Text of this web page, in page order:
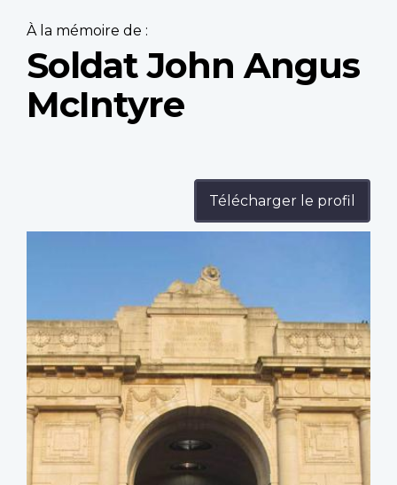
À la mémoire de :
Soldat John Angus
McIntyre
Télécharger le profil